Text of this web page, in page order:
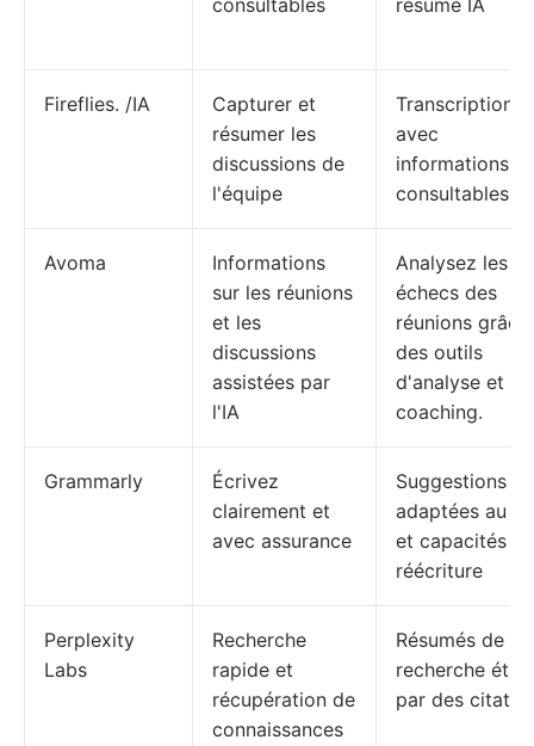
consultables résumé IA
Fireflies. /IA
Capturer et
résumer les
discussions de
l'équipe
Transcriptions
avec
informations
consultables
Avoma
Informations
sur les réunions
et les
discussions
assistées par
l'IA
Analysez les
échecs des
réunions grâce
des outils
d'analyse et de
coaching.
Grammarly
Écrivez
clairement et
avec assurance
Suggestions
adaptées au
et capacités de
réécriture
Perplexity
Labs
Recherche
rapide et
récupération de
connaissances
Résumés de
recherche
par des